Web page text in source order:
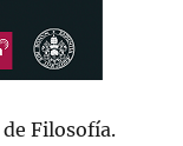
Filosofía.